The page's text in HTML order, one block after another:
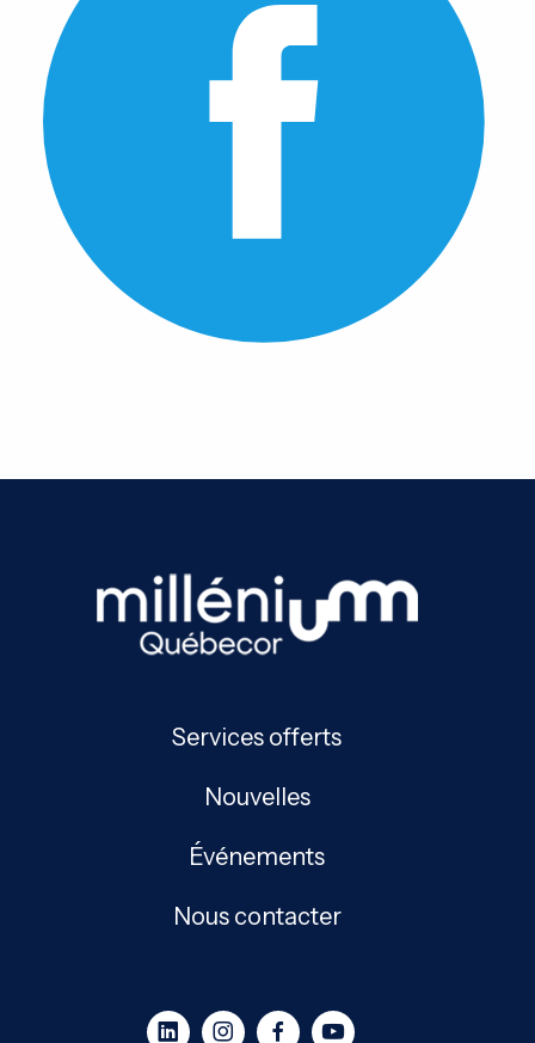
Services offerts
Nouvelles
Événements
Nous contacter